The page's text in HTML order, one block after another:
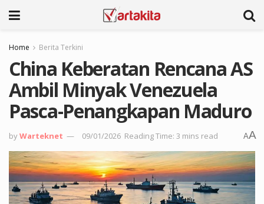
Home Berita Terkini
China Keberatan Rencana AS
Ambil Minyak Venezuela
Pasca-Penangkapan Maduro
byWarteknet 09/01/2026 Reading Time: 3 mins read AA